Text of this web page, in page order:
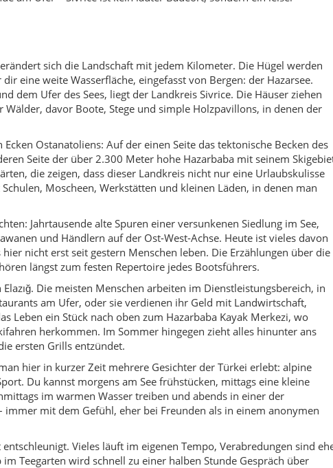
und Händlern auf der Ost-West-Achse. Heute ist vieles davon
nicht erst seit gestern Menschen leben. Die Erzählungen über die
längst zum festen Repertoire jedes Bootsführers.
Die meisten Menschen arbeiten im Dienstleistungsbereich, in
am Ufer, oder sie verdienen ihr Geld mit Landwirtschaft,
Leben ein Stück nach oben zum Hazarbaba Kayak Merkezi, wo
ersten Grills entzündet.
hier in kurzer Zeit mehrere Gesichter der Türkei erlebt: alpine
Du kannst morgens am See frühstücken, mittags eine kleine
im warmen Wasser treiben und abends in einer der
Vieles läuft im eigenen Tempo, Verabredungen sind eher
Teegarten wird schnell zu einer halben Stunde Gespräch über
und manchmal mit der Einladung, beim nächsten Grillabend am
Punkt: „Burada zaman değil, manzara konuşur.“ – „Hier spricht
Sivrice so wertvoll für alle, die im Urlaub nicht nur
auf einen klar spürbaren Freizeit- und Urlaubsfokus. Viele
aus Dörfern rund um den See oder aus anderen Teilen der
und Sommerferien hier. Dadurch haben sich am Ufer eine
Atmosphäre entwickelt.